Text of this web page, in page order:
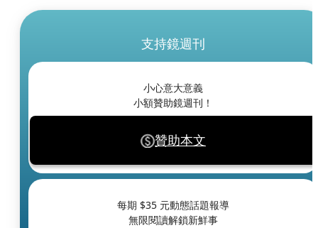
支持鏡週刊
小心意大意義
小額贊助鏡週刊！
贊助本文
每期 $35 元動態話題報導
無限閱讀解鎖新鮮事